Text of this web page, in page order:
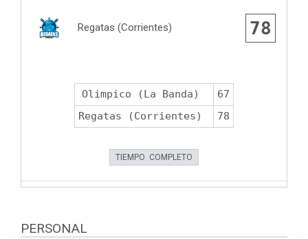
Regatas (Corrientes) 78
Olimpico (La Banda)
67
Regatas (Corrientes)
78
TIEMPO COMPLETO
PERSONAL